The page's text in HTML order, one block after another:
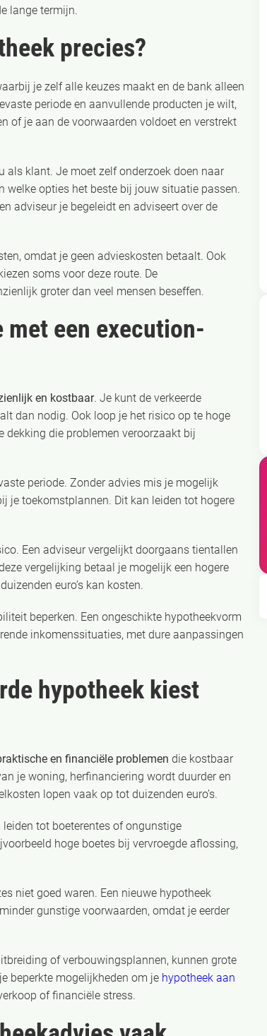
lange termijn.
precies?
je zelf alle keuzes maakt en de bank alleen
periode en aanvullende producten je wilt,
of je aan de voorwaarden voldoet en verstrekt
klant. Je moet zelf onderzoek doen naar
welke opties het beste bij jouw situatie passen.
adviseur je begeleidt en adviseert over de
omdat je geen advieskosten betaalt. Ook
soms voor deze route. De
groter dan veel mensen beseffen.
met een execution-
en kostbaar. Je kunt de verkeerde
dan nodig. Ook loop je het risico op te hoge
dekking die problemen veroorzaakt bij
periode. Zonder advies mis je mogelijk
je toekomstplannen. Dit kan leiden tot hogere
Een adviseur vergelijkt doorgaans tientallen
vergelijking betaal je mogelijk een hogere
euro’s kan kosten.
beperken. Een ongeschikte hypotheekvorm
inkomenssituaties, met dure aanpassingen
hypotheek kiest
en financiële problemen die kostbaar
je woning, herfinanciering wordt duurder en
lopen vaak op tot duizenden euro’s.
tot boeterentes of ongunstige
hoge boetes bij vervroegde aflossing,
niet goed waren. Een nieuwe hypotheek
gunstige voorwaarden, omdat je eerder
of verbouwingsplannen, kunnen grote
beperkte mogelijkheden om je hypotheek aan
of financiële stress.